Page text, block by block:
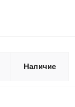
Наличие